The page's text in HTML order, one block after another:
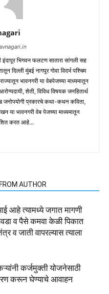
इंदापूर भिगवन फलटण सातारा सांगली सह
दिल्ली मुंबई नागपूर गोवा विदर्भ पश्चिम
भावनगरी या वेबपेजच्या माध्यमातून
शेती, विविध विषयक जनहितार्थ
जनोपयोगी प्रकारचे कथा-कथन कविता,
या भावनगरी वेब पेजच्या माध्यमातून
करत आहे...
AUTHOR
आहे त्यामध्ये जगात मागणी
व पैसे कमवा केळी पिकात
व जाती वापरल्यास त्याला
कर्जमुक्ती योजनेसाठी
करून घेण्याचे आवाहन